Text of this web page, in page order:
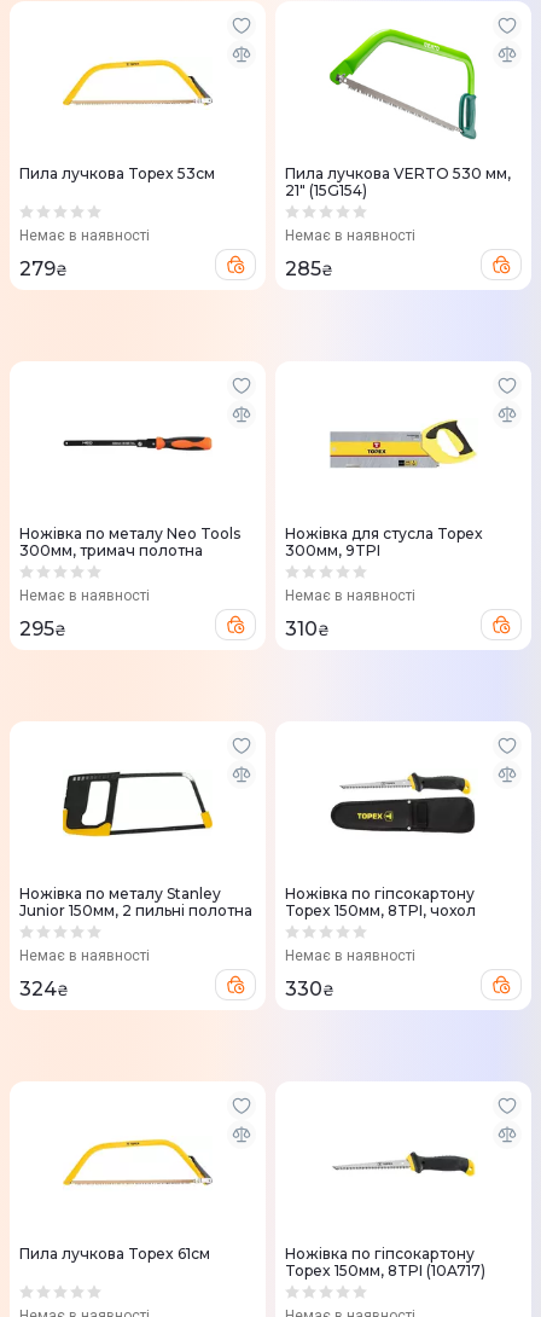
Пила лучкова Topex 53см
Немає в наявності
279₴
Пила лучкова VERTO 530 мм,
21" (15G154)
Немає в наявності
285₴
Ножівка по металу Neo Tools
300мм, тримач полотна
Немає в наявності
295₴
Ножівка для стусла Topex
300мм, 9TPI
Немає в наявності
310₴
Ножівка по металу Stanley
Junior 150мм, 2 пильні полотна
Немає в наявності
324₴
Ножівка по гіпсокартону
Topex 150мм, 8TPI, чохол
Немає в наявності
330₴
Пила лучкова Topex 61см
Ножівка по гіпсокартону
Topex 150мм, 8TPI (10A717)